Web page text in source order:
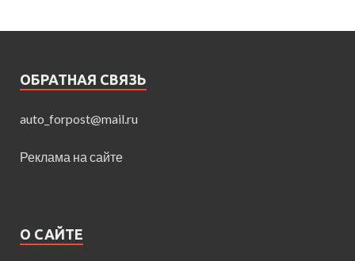
ОБРАТНАЯ СВЯЗЬ
auto_forpost@mail.ru
Реклама на сайте
О САЙТЕ